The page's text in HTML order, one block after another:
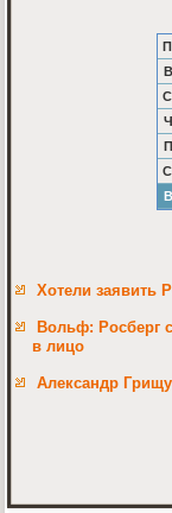
Хотели заявить
Вольф: Росберг
в лицо
Александр